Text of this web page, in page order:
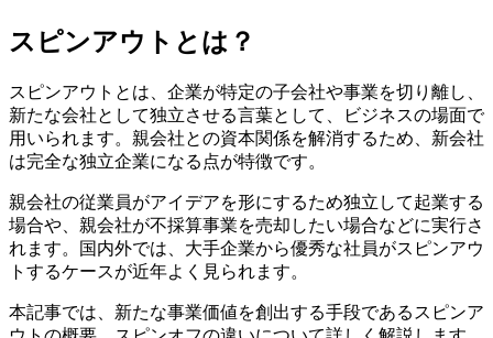
スピンアウトとは？
スピンアウトとは、企業が特定の子会社や事業を切り離し、
新たな会社として独立させる言葉として、ビジネスの場面で
用いられます。親会社との資本関係を解消するため、新会社
は完全な独立企業になる点が特徴です。
親会社の従業員がアイデアを形にするため独立して起業する
場合や、親会社が不採算事業を売却したい場合などに実行さ
れます。国内外では、大手企業から優秀な社員がスピンアウ
トするケースが近年よく見られます。
本記事では、新たな事業価値を創出する手段であるスピンア